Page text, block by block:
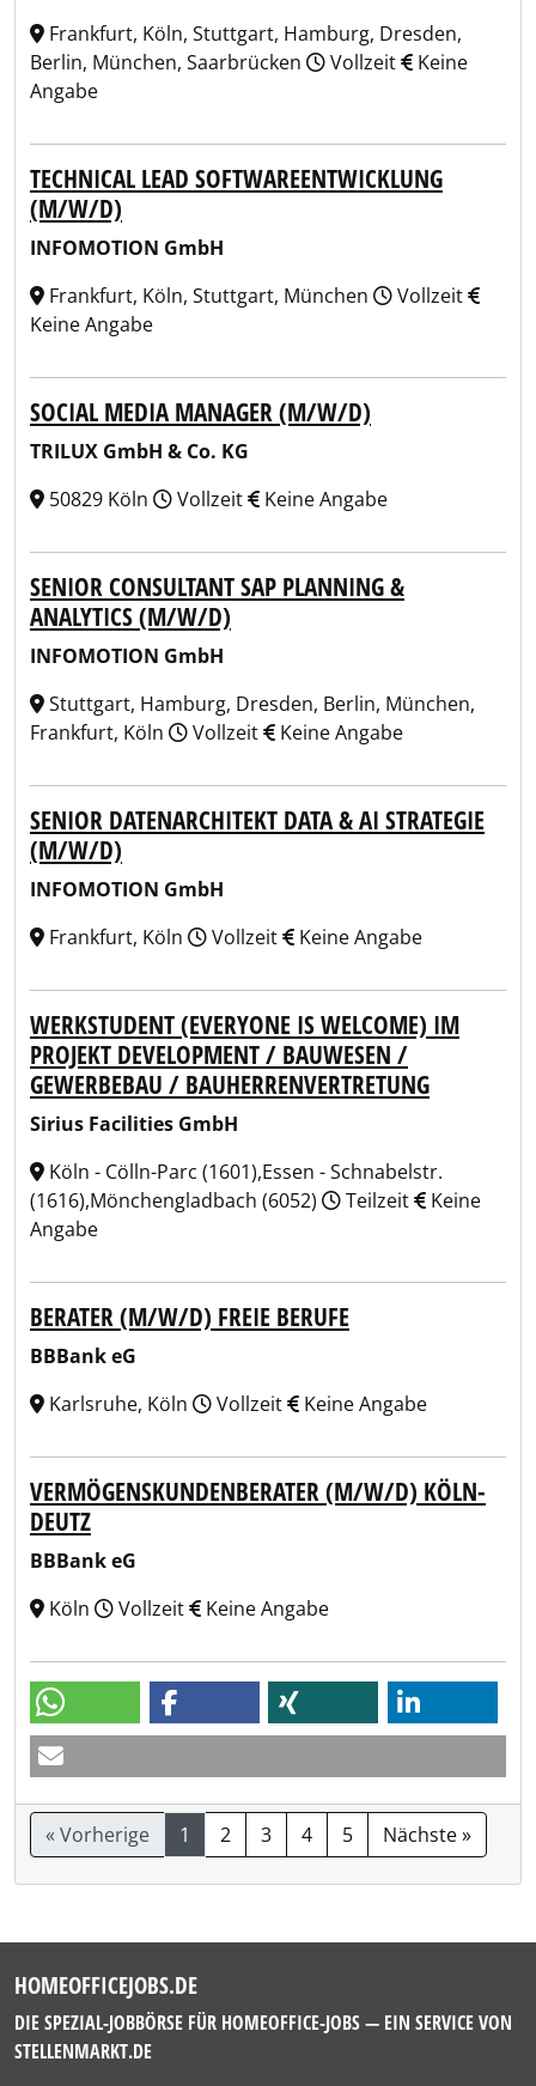
Frankfurt, Köln, Stuttgart, Hamburg, Dresden,
Berlin, München, Saarbrücken
Vollzeit
Keine
Angabe
TECHNICAL LEAD SOFTWAREENTWICKLUNG
(M/W/D)
INFOMOTION GmbH
Frankfurt, Köln, Stuttgart, München
Vollzeit
Keine Angabe
SOCIAL MEDIA MANAGER (M/W/D)
TRILUX GmbH & Co. KG
50829 Köln
Vollzeit Keine Angabe
SENIOR CONSULTANT SAP PLANNING &
ANALYTICS (M/W/D)
INFOMOTION GmbH
Stuttgart, Hamburg, Dresden, Berlin, München,
Frankfurt, Köln
Vollzeit Keine Angabe
SENIOR DATENARCHITEKT DATA & AI STRATEGIE
(M/W/D)
INFOMOTION GmbH
Frankfurt, Köln
Vollzeit Keine Angabe
WERKSTUDENT (EVERYONE IS WELCOME) IM
PROJEKT DEVELOPMENT / BAUWESEN /
GEWERBEBAU / BAUHERRENVERTRETUNG
Sirius Facilities GmbH
Köln - Cölln-Parc (1601),Essen - Schnabelstr.
(1616),Mönchengladbach (6052)
Teilzeit
Keine
Angabe
BERATER (M/W/D) FREIE BERUFE
BBBank eG
Karlsruhe, Köln
Vollzeit Keine Angabe
VERMÖGENSKUNDENBERATER (M/W/D) KÖLN-
DEUTZ
BBBank eG
Köln
Vollzeit Keine Angabe
« Vorherige 1 2 3 4 5 Nächste »
HOMEOFFICEJOBS.DE
DIE SPEZIAL-JOBBÖRSE FÜR HOMEOFFICE-JOBS — EIN SERVICE VON
STELLENMARKT.DE